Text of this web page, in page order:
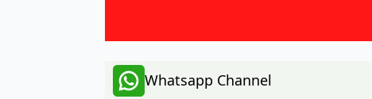
Whatsapp Channel